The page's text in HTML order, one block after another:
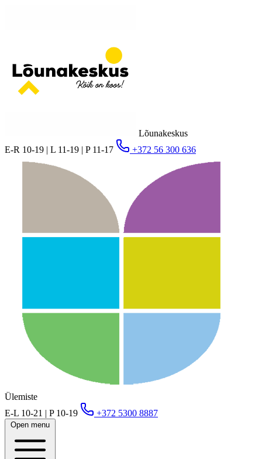
Lõunakeskus
E-R 10-19 | L 11-19 | P 11-17
+372 56 300 636
Ülemiste
E-L 10-21 | P 10-19
+372 5300 8887
Open menu